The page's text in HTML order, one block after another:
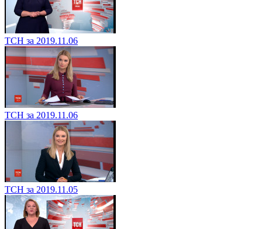
ТСН за 2019.11.06
ТСН за 2019.11.06
ТСН за 2019.11.05